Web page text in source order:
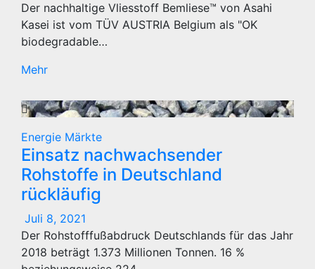
Der nachhaltige Vliesstoff Bemliese™ von Asahi
Kasei ist vom TÜV AUSTRIA Belgium als "OK
biodegradable…
Mehr
Energie Märkte
Einsatz nachwachsender
Rohstoffe in Deutschland
rückläufig
Juli 8, 2021
Der Rohstofffußabdruck Deutschlands für das Jahr
2018 beträgt 1.373 Millionen Tonnen. 16 %